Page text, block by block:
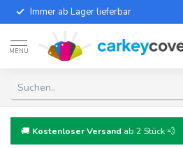
Immer ab Lager lieferbar
MENU
🚚 Kostenloser Versand ab 2 Stück 💨